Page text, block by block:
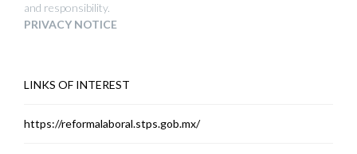
and responsibility.
PRIVACY NOTICE
LINKS OF INTEREST
https://reformalaboral.stps.gob.mx/